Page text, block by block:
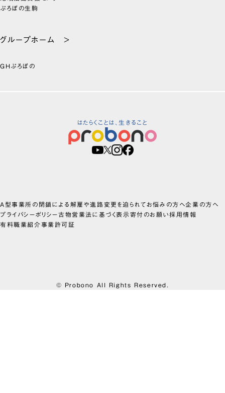
ぷろぼの生駒
グループホーム >
GHぷろぼの
はたらくことは、生きること
A型事業所の閉鎖による解雇や進路変更を迫られてお悩みの方へ企業の方へ
プライバシーポリシー古物営業法に基づく表示寄付のお願い採用情報
有料職業紹介事業許可証
© Probono All Rights Reserved.